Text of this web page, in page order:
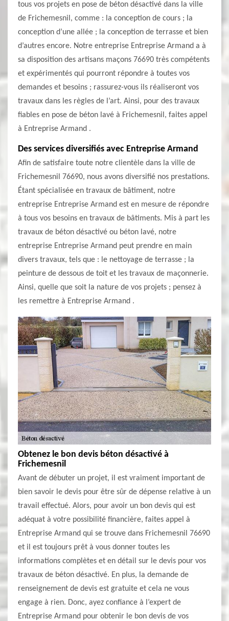
tous vos projets en pose de béton désactivé dans la ville
de Frichemesnil, comme : la conception de cours ; la
conception d’une allée ; la conception de terrasse et bien
d’autres encore. Notre entreprise Entreprise Armand a à
sa disposition des artisans maçons 76690 très compétents
et expérimentés qui pourront répondre à toutes vos
demandes et besoins ; rassurez-vous ils réaliseront vos
travaux dans les règles de l’art. Ainsi, pour des travaux
fiables en pose de béton lavé à Frichemesnil, faites appel
à Entreprise Armand .
Des services diversifiés avec Entreprise Armand
Afin de satisfaire toute notre clientèle dans la ville de
Frichemesnil 76690, nous avons diversifié nos prestations.
Étant spécialisée en travaux de bâtiment, notre
entreprise Entreprise Armand est en mesure de répondre
à tous vos besoins en travaux de bâtiments. Mis à part les
travaux de béton désactivé ou béton lavé, notre
entreprise Entreprise Armand peut prendre en main
divers travaux, tels que : le nettoyage de terrasse ; la
peinture de dessous de toit et les travaux de maçonnerie.
Ainsi, quelle que soit la nature de vos projets ; pensez à
les remettre à Entreprise Armand .
Obtenez le bon devis béton désactivé à
Frichemesnil
Avant de débuter un projet, il est vraiment important de
bien savoir le devis pour être sûr de dépense relative à un
travail effectué. Alors, pour avoir un bon devis qui est
adéquat à votre possibilité financière, faites appel à
Entreprise Armand qui se trouve dans Frichemesnil 76690
et il est toujours prêt à vous donner toutes les
informations complètes et en détail sur le devis pour vos
travaux de béton désactivé. En plus, la demande de
renseignement de devis est gratuite et cela ne vous
engage à rien. Donc, ayez confiance à l’expert de
Entreprise Armand pour obtenir le bon devis de vos